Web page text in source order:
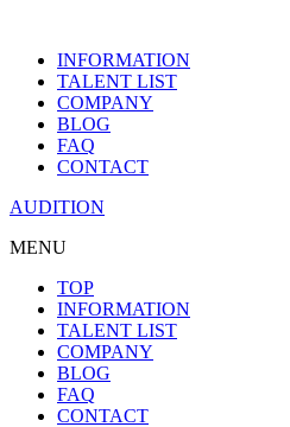
INFORMATION
TALENT LIST
COMPANY
BLOG
FAQ
CONTACT
AUDITION
MENU
TOP
INFORMATION
TALENT LIST
COMPANY
BLOG
FAQ
CONTACT